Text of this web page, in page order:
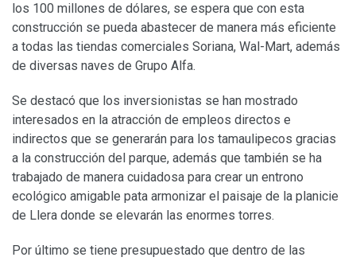
los 100 millones de dólares, se espera que con esta
construcción se pueda abastecer de manera más eficiente
a todas las tiendas comerciales Soriana, Wal-Mart, además
de diversas naves de Grupo Alfa.
Se destacó que los inversionistas se han mostrado
interesados en la atracción de empleos directos e
indirectos que se generarán para los tamaulipecos gracias
a la construcción del parque, además que también se ha
trabajado de manera cuidadosa para crear un entrono
ecológico amigable pata armonizar el paisaje de la planicie
de Llera donde se elevarán las enormes torres.
Por último se tiene presupuestado que dentro de las